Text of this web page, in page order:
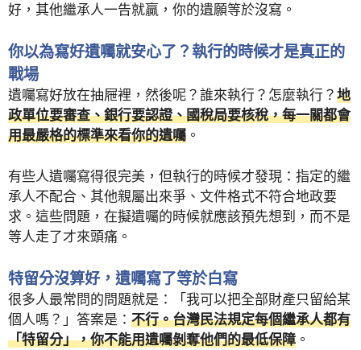
好，其他繼承人一告就贏，你的遺願等於沒寫。
你以為寫好遺囑就安心了？執行的時候才是真正的
戰場
遺囑寫好放在抽屜裡，然後呢？誰來執行？怎麼執行？ 地
政單位要審查、銀行要認證、國稅局要核稅，每一關都會
用最嚴格的標準來看你的遺囑 。
有些人遺囑寫得很完美，但執行的時候才發現：指定的繼
承人不配合、其他親屬出來爭、文件格式不符合地政要
求。這些問題，在擬遺囑的時候就應該預先想到，而不是
等人走了才來頭痛。
特留分沒算好，遺囑寫了等於白寫
很多人最常問的問題就是：「我可以把全部財產只留給某
個人嗎？」答案是： 不行。台灣民法規定每個繼承人都有
「特留分」，你不能用遺囑剝奪他們的最低保障 。